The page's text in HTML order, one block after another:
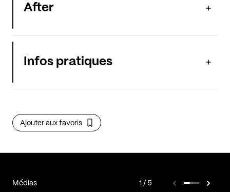
After
Infos pratiques
Ajouter aux favoris
Médias 1 5